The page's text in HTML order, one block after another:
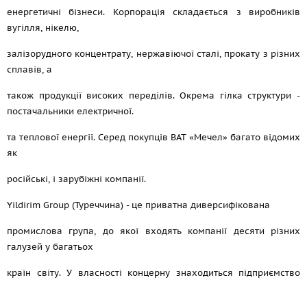
енергетичні бізнеси. Корпорація складається з виробників
вугілля, нікелю,
залізорудного концентрату, нержавіючої сталі, прокату з різних
сплавів, а
також продукції високих переділів. Окрема гілка структури -
постачальники електричної.
та теплової енергії. Серед покупців ВАТ «Мечел» багато відомих
як
російські, і зарубіжні компанії.
Yildirim Group (Туреччина) - це приватна диверсифікована
промислова група, до якої входять компанії десяти різних
галузей у багатьох
країн світу. У власності концерну знаходиться підприємство